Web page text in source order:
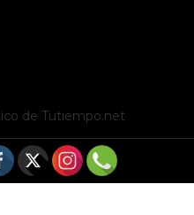
de Tutiempo.net